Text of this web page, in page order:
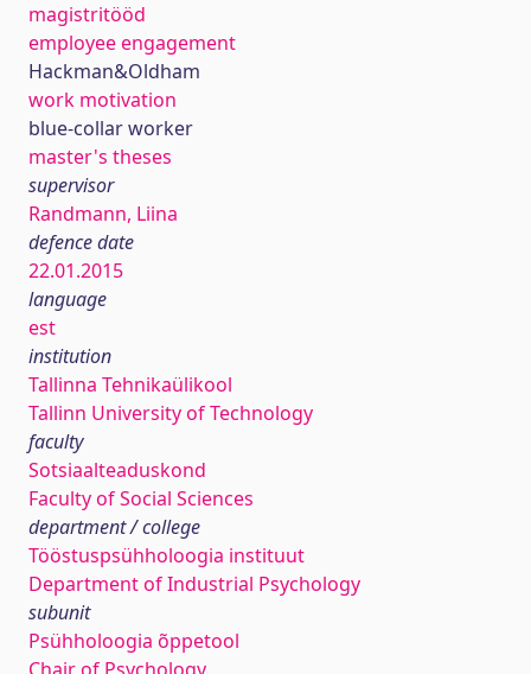
magistritööd
employee engagement
Hackman&Oldham
work motivation
blue-collar worker
master's theses
supervisor
Randmann, Liina
defence date
22.01.2015
language
est
institution
Tallinna Tehnikaülikool
Tallinn University of Technology
faculty
Sotsiaalteaduskond
Faculty of Social Sciences
department / college
Tööstuspsühholoogia instituut
Department of Industrial Psychology
subunit
Psühholoogia õppetool